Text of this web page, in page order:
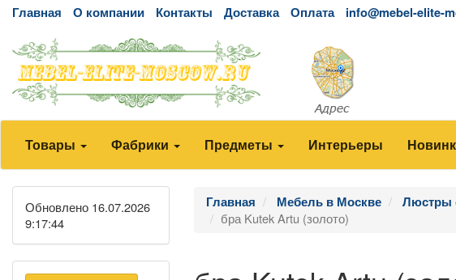
Главная О компании Контакты Доставка Оплата info@mebel-elite-
Товары Фабрики Предметы Интерьеры
Обновлено 16.07.2026
9:17:44
Главная Мебель в Москве Люстры
бра Kutek Artu (золото)